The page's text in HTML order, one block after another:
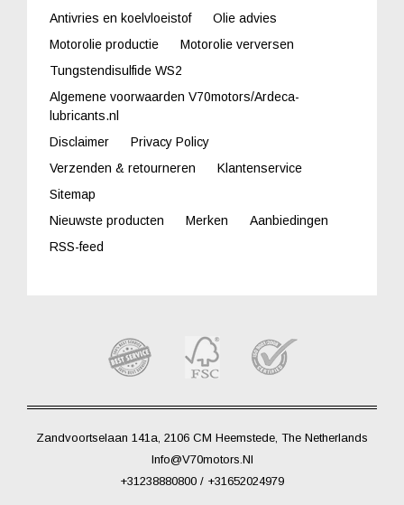
Antivries en koelvloeistof
Olie advies
Motorolie productie
Motorolie verversen
Tungstendisulfide WS2
Algemene voorwaarden V70motors/Ardeca-
lubricants.nl
Disclaimer
Privacy Policy
Verzenden & retourneren
Klantenservice
Sitemap
Nieuwste producten
Merken
Aanbiedingen
RSS-feed
Zandvoortselaan 141a, 2106 CM Heemstede, The Netherlands
Info@V70motors.nl
+31238880800 / +31652024979